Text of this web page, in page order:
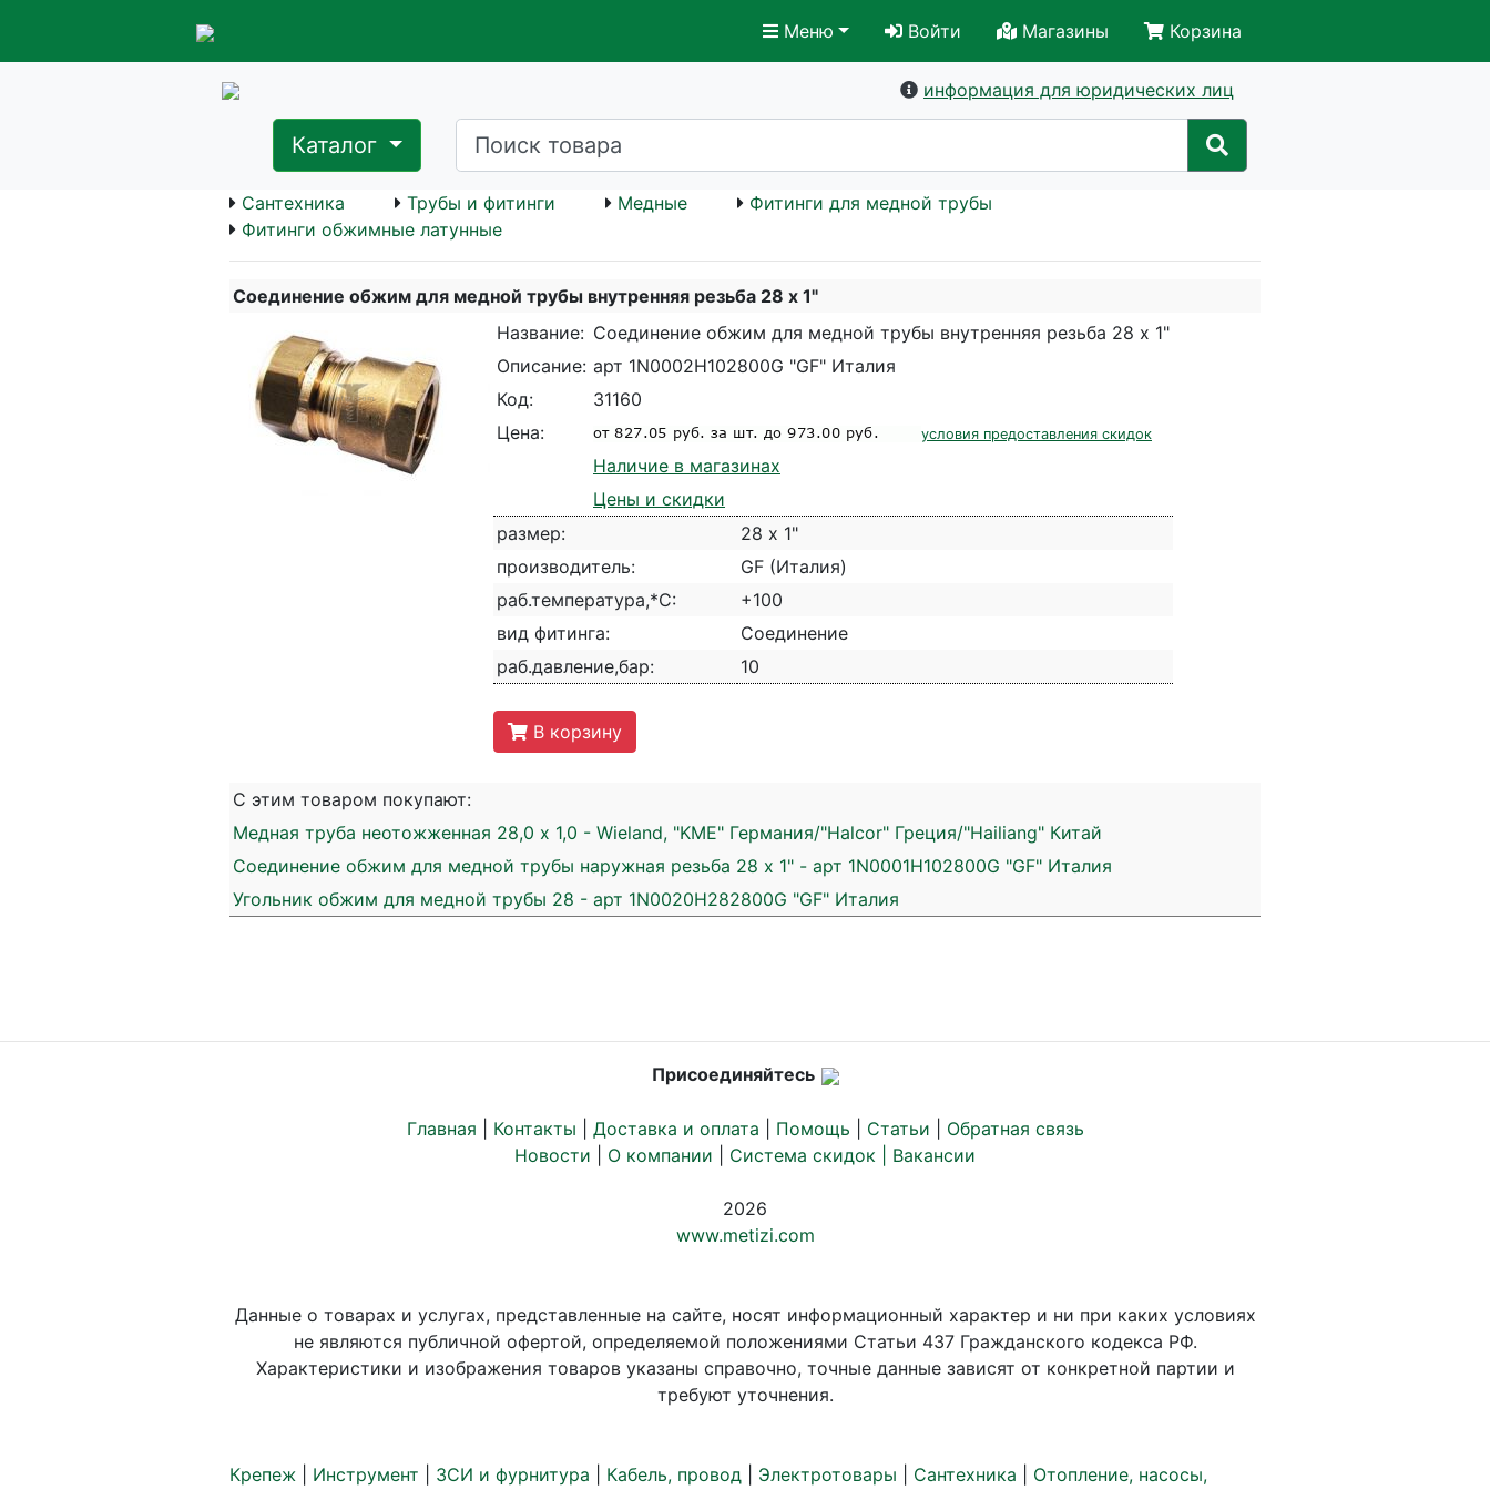
Меню Войти Магазины Корзина
информация для юридических лиц
Каталог
Сантехника Трубы и фитинги Медные
Фитинги для медной трубы
Фитинги обжимные латунные
Соединение обжим для медной трубы внутренняя резьба 28 х 1"
Название: Соединение обжим для медной трубы внутренняя резьба 28 х 1"
Описание: арт 1N0002H102800G "GF" Италия
Код:
31160
Цена:
условия предоставления скидок
Наличие в магазинах
Цены и скидки
размер:
28 х 1"
производитель:
GF (Италия)
раб.температура,*С:
+100
вид фитинга:
Соединение
раб.давление,бар:
10
В корзину
С этим товаром покупают:
Медная труба неотожженная 28,0 х 1,0 - Wieland, "KME" Германия/"Halcor" Греция/"Hailiang" Китай
Соединение обжим для медной трубы наружная резьба 28 х 1" - арт 1N0001H102800G "GF" Италия
Угольник обжим для медной трубы 28 - арт 1N0020H282800G "GF" Италия
Присоединяйтесь
Главная Контакты Доставка и оплата Помощь Статьи
Обратная связь
Новости
О компании Система скидок | Вакансии
2026
www.metizi.com
Данные о товарах и услугах, представленные на сайте, носят информационный характер и ни при каких условиях
не являются публичной офертой, определяемой положениями Статьи 437 Гражданского кодекса РФ.
Характеристики и изображения товаров указаны справочно, точные данные зависят от конкретной партии и
требуют уточнения.
Крепеж Инструмент ЗСИ и фурнитура Кабель, провод Электротовары Сантехника Отопление, насосы,